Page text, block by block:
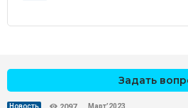
Задать
Новость Март’2023